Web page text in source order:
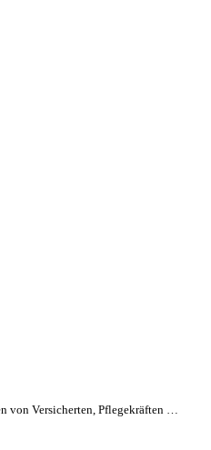
von Versicherten, Pflegekräften …